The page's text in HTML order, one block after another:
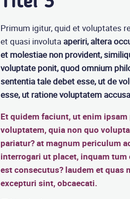
Primum igitur, quid et voluptates
et quasi involuta aperiri, altera
et molestiae non provident,
voluptate ponit, quod omnium
sententia tale debet esse, ut de
esse, ut ratione voluptatem
Et quidem faciunt, ut enim ipsam
voluptatem, quia non quo
pariatur? at magnum periculum
interrogari ut placet, inquam tum
est consecutus? laudem et quas
excepturi sint, obcaecati.